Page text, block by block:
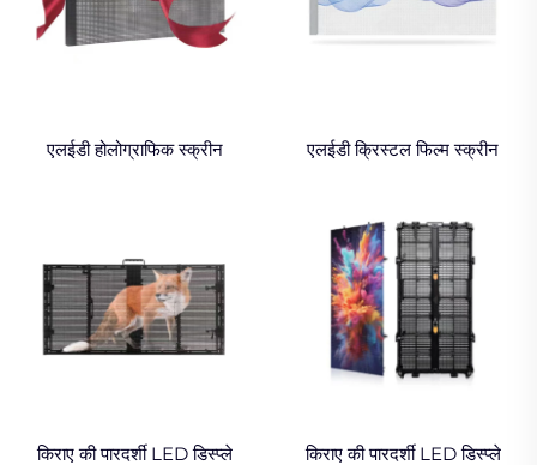
एलईडी होलोग्राफिक स्क्रीन एलईडी क्रिस्टल फिल्म स्क्रीन
किराए की पारदर्शी LED डिस्प्ले किराए की पारदर्शी LED डिस्प्ले